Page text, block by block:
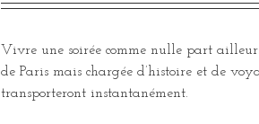
Vivre une soirée comme nulle part
de Paris mais chargée d’histoire et de
transporteront instantanément.